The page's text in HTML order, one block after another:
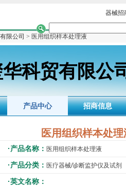
器械招
限公司 > 医用组织样本处理液
科贸有限公
产品中心 招商信息
医用组织样本处理
·产品名称： 医用组织样本处理液
·产品分类： 医疗器械/诊断监护仪及试剂
·英文名称：